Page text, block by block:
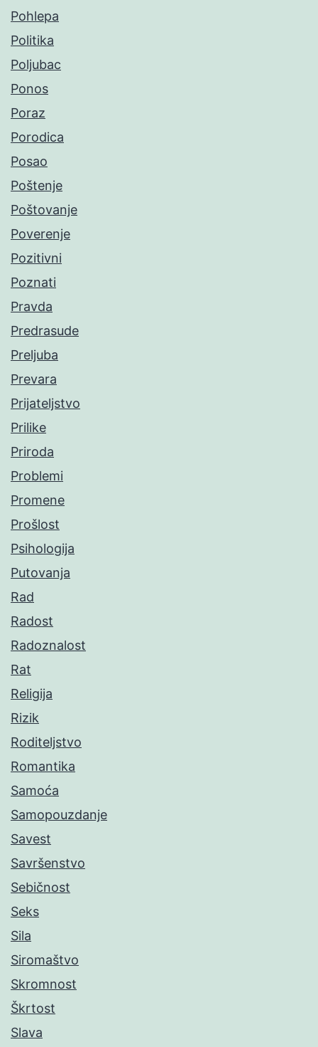
Pohlepa
Politika
Poljubac
Ponos
Poraz
Porodica
Posao
Poštenje
Poštovanje
Poverenje
Pozitivni
Poznati
Pravda
Predrasude
Preljuba
Prevara
Prijateljstvo
Prilike
Priroda
Problemi
Promene
Prošlost
Psihologija
Putovanja
Rad
Radost
Radoznalost
Rat
Religija
Rizik
Roditeljstvo
Romantika
Samoća
Samopouzdanje
Savest
Savršenstvo
Sebičnost
Seks
Sila
Siromaštvo
Skromnost
Škrtost
Slava